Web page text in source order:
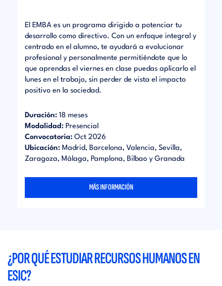
El EMBA es un programa dirigido a potenciar tu
desarrollo como directivo. Con un enfoque integral y
centrado en el alumno, te ayudará a evolucionar
profesional y personalmente permitiéndote que lo
que aprendas el viernes en clase puedas aplicarlo el
lunes en el trabajo, sin perder de vista el impacto
positivo en la sociedad.
Duración: 18 meses
Modalidad: Presencial
Convocatoria: Oct 2026
Ubicación: Madrid, Barcelona, Valencia, Sevilla,
Zaragoza, Málaga, Pamplona, Bilbao y Granada
MÁS INFORMACIÓN
¿POR QUÉ ESTUDIAR RECURSOS HUMANOS EN
ESIC?